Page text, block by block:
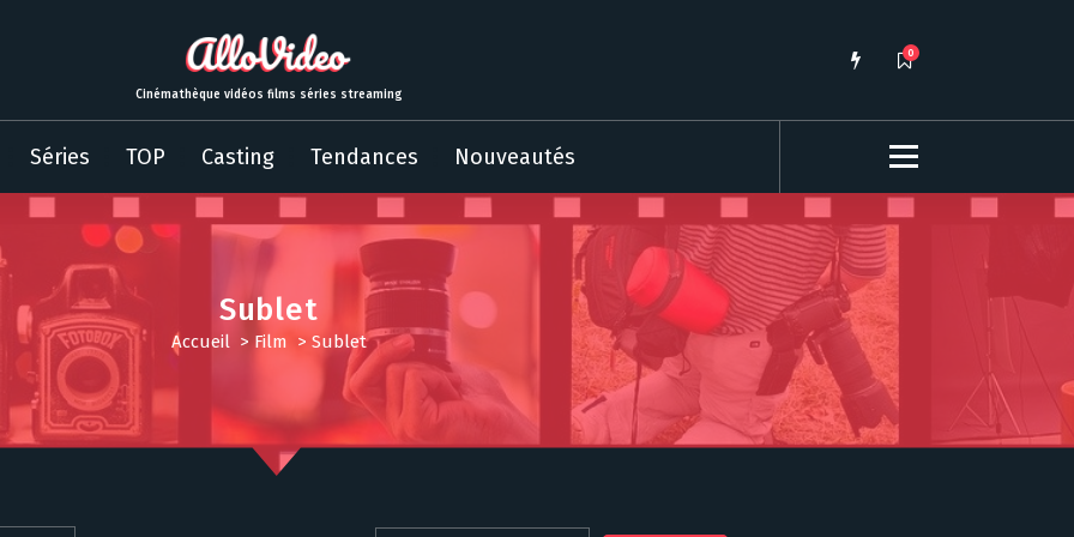
Cinémathèque vidéos films séries streaming
0
Séries TOP Casting Tendances Nouveautés
Sublet
Accueil > Film > Sublet